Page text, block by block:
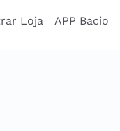
Loja APP Bacio